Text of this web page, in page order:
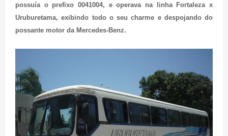
possuía o prefixo 0041004, e operava na linha Fortaleza x
Uruburetama, exibindo todo o seu charme e despojando do
possante motor da Mercedes-Benz.